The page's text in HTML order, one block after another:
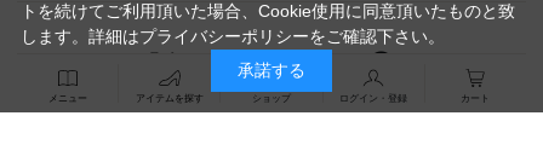
メニュー アイテムを探す ショップ ログイン・登録 カート
トを続けてご利用頂いた場合、Cookie使用に同意頂いたものと致
します。詳細はプライバシーポリシーをご確認下さい。
承諾する